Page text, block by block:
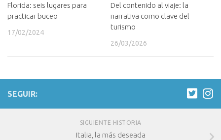
Florida: seis lugares para
practicar buceo
17/02/2024
Del contenido al viaje: la
narrativa como clave del
turismo
26/03/2026
SEGUIR:
SIGUIENTE HISTORIA
Italia, la más deseada